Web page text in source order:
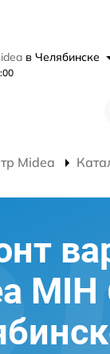
в Челябинске
Midea
MIH